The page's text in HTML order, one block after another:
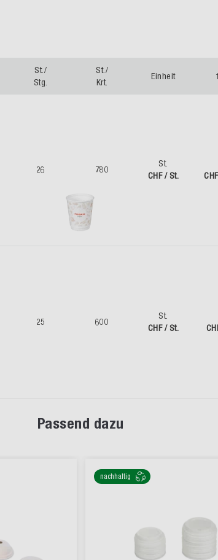
St./
Stg.
St./
Krt.
Einheit
26 780
St.
CHF / St.
25 600
St.
CHF / St.
Passend dazu
nachhaltig